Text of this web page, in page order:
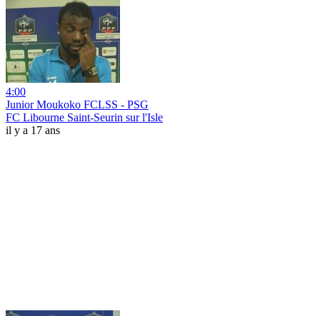
4:00
Junior Moukoko FCLSS - PSG
FC Libourne Saint-Seurin sur l'Isle
il y a 17 ans